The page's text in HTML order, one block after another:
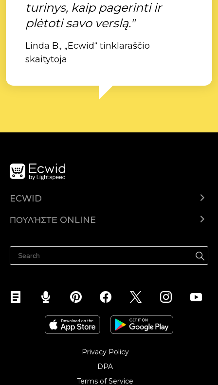
turinys, kaip pagerinti ir
plėtoti savo verslą."
Linda B., „Ecwid“ tinklaraščio
skaitytoja
ECWID
Τιμολόγηση
ΠΟΥΛΉΣΤΕ ONLINE
Πουλήστε στο Facebook
Πουλήστε στο Instagram
Privacy Policy
DPA
Terms of Service